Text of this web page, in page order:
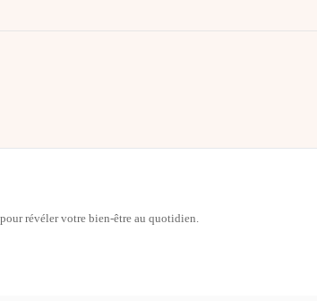
révéler votre bien-être au quotidien.